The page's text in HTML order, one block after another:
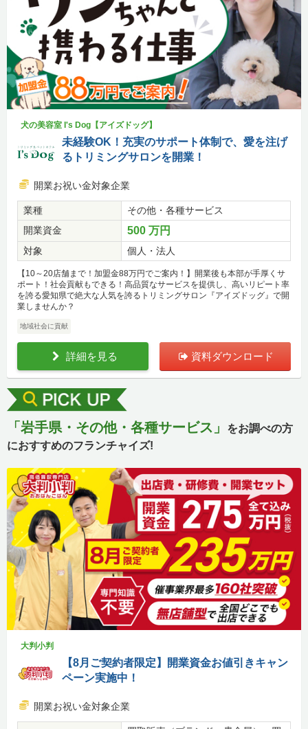
犬の美容室 I's Dog【アイズドッグ】
未経験OK！充実のサポート体制で、愛を注げ
るトリミングサロンを開業！
開業お祝い金対象企業
業種
その他・各種サービス
開業資金
500 万円
対象 個人・法人
【10～20店舗まで！加盟金88万円でご案内！】開業後も本部が手厚くサ
ポート！社会貢献もできる！高品質なサービスを提供し、高いリピート率
を誇る愛知県で絶大な人気を誇るトリミングサロン『アイズドッグ』で開
業しませんか？
地域社会に貢献
詳細を見る 資料ダウンロード
「岩手県・その他・各種サービス」
をお調べの方
におすすめのフランチャイズ!
大判小判
【8月ご契約者限定】開業資金お値引きキャン
ペーン実施中！
開業お祝い金対象企業